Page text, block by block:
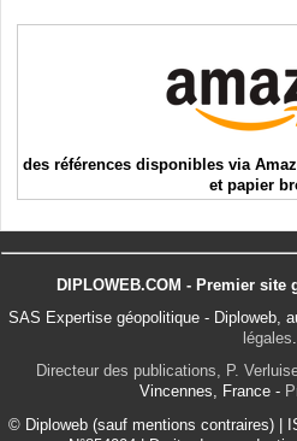
des références disponibles via
et papier
DIPLOWEB.COM - Premier
SAS Expertise géopolitique - Diploweb,
légales.
Directeur des publications, P.
Vincennes, France -
© Diploweb (sauf mentions contraires) |